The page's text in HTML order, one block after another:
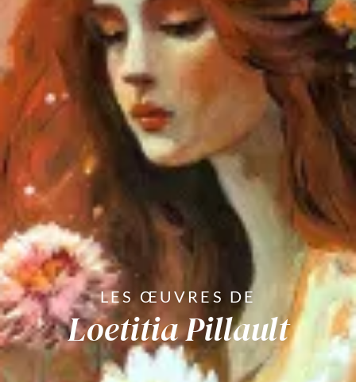
LES ŒUVRES DE
Loetitia Pillault